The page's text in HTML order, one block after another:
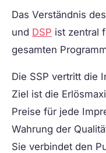
Das Verständnis
und DSP ist zentral
gesamten
Die SSP vertritt die
Ziel ist die
Preise für jede
Wahrung der
Sie verbindet den